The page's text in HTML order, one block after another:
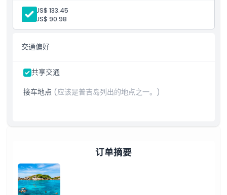
营业时间
位置
取消政策
的集合地点和时间。
09:00– 乘快艇出发
10:20–斯米兰群岛（帆船岩观景点）
赏壮丽的全景——斯米兰群岛标志性的拍照景点之一。
嘴鱼及其他海洋生物中浮潜。
13:20–米昂岛（第4号岛）
15:00–乘快艇返回
成人: US$ 133.45
儿童:
US$ 90.98
交通偏好
共享交通
接车地点 (应该是普吉岛列出的地点之一。)
订单摘要